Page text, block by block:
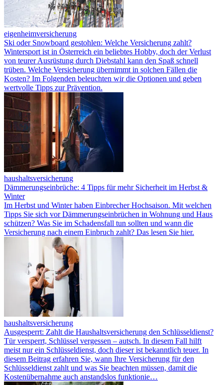
eigenheimversicherung
Ski oder Snowboard gestohlen: Welche Versicherung zahlt?
Wintersport ist in Österreich ein beliebtes Hobby, doch der Verlust
von teurer Ausrüstung durch Diebstahl kann den Spaß schnell
trüben. Welche Versicherung übernimmt in solchen Fällen die
Kosten? Im Folgenden beleuchten wir die Optionen und geben
wertvolle Tipps zur Prävention.
haushaltsversicherung
Dämmerungseinbrüche: 4 Tipps für mehr Sicherheit im Herbst &
Winter
Im Herbst und Winter haben Einbrecher Hochsaison. Mit welchen
Tipps Sie sich vor Dämmerungseinbrüchen in Wohnung und Haus
schützen? Was Sie im Schadensfall tun sollten und wann die
Versicherung nach einem Einbruch zahlt? Das lesen Sie hier.
haushaltsversicherung
Ausgesperrt: Zahlt die Haushaltsversicherung den Schlüsseldienst?
Tür versperrt, Schlüssel vergessen – autsch. In diesem Fall hilft
meist nur ein Schlüsseldienst, doch dieser ist bekanntlich teuer. In
diesem Beitrag erfahren Sie, wann Ihre Versicherung für den
Schlüsseldienst zahlt und was Sie beachten müssen, damit die
Kostenübernahme auch anstandslos funktionie…